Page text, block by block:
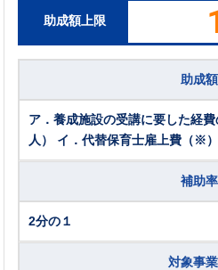
助成額上限
助成額
ア．養成施設の受講に要した経
人） イ．代替保育士雇上費（※
補助率
2分の１
対象事